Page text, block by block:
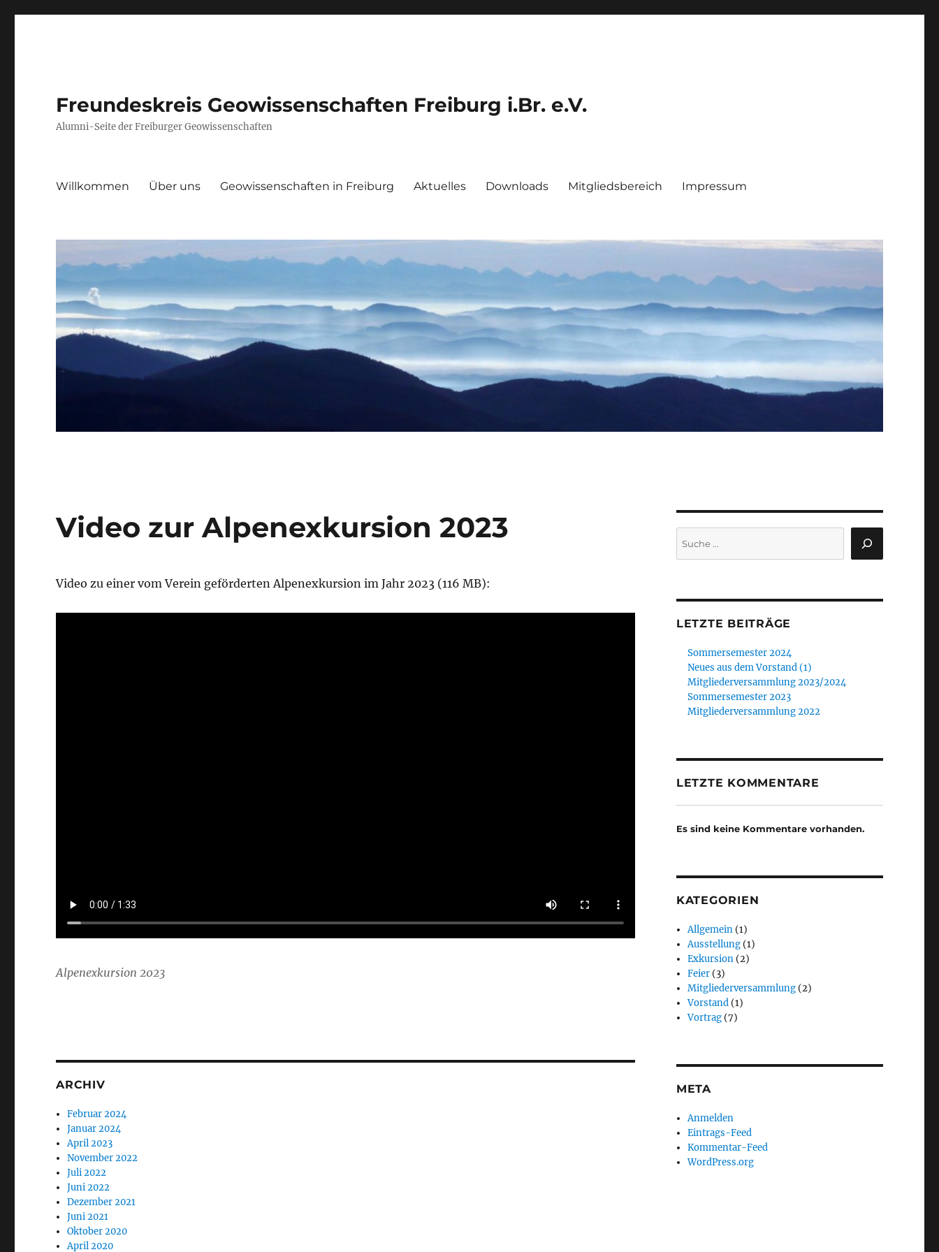
Freundeskreis Geowissenschaften Freiburg i.Br. e.V.
Alumni-Seite der Freiburger Geowissenschaften
Willkommen Über uns Geowissenschaften in Freiburg Aktuelles Downloads Mitgliedsbereich Impressum
Video zur Alpenexkursion 2023
Video zu einer vom Verein geförderten Alpenexkursion im Jahr 2023 (116 MB):
Alpenexkursion 2023
ARCHIV
Februar 2024
Januar 2024
April 2023
November 2022
Juli 2022
Juni 2022
Dezember 2021
Juni 2021
Oktober 2020
April 2020
LETZTE BEITRÄGE
Sommersemester 2024
Neues aus dem Vorstand (1)
Mitgliederversammlung 2023/2024
Sommersemester 2023
Mitgliederversammlung 2022
LETZTE KOMMENTARE
Es sind keine Kommentare vorhanden.
KATEGORIEN
Allgemein (1)
Ausstellung (1)
Exkursion (2)
Feier (3)
Mitgliederversammlung (2)
Vorstand (1)
Vortrag (7)
META
Anmelden
Eintrags-Feed
Kommentar-Feed
WordPress.org